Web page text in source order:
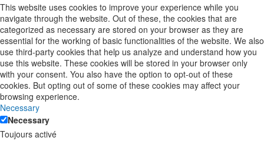
This website uses cookies to improve your experience while you
navigate through the website. Out of these, the cookies that are
categorized as necessary are stored on your browser as they are
essential for the working of basic functionalities of the website. We also
use third-party cookies that help us analyze and understand how you
use this website. These cookies will be stored in your browser only
with your consent. You also have the option to opt-out of these
cookies. But opting out of some of these cookies may affect your
browsing experience.
Necessary
Necessary
Toujours activé